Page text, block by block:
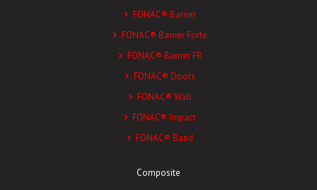
FONAC® Barrier
FONAC® Barrier Forte
FONAC® Barrier FR
FONAC® Doors
FONAC® Wall
FONAC® Impact
FONAC® Band
Composite